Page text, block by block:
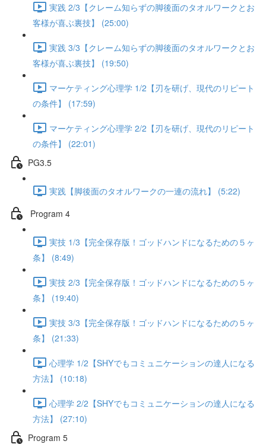
実践 2/3【クレーム知らずの脚後面のタオルワークとお
客様が喜ぶ裏技】 (25:00)
実践 3/3【クレーム知らずの脚後面のタオルワークとお
客様が喜ぶ裏技】 (19:50)
マーケティング心理学 1/2【刃を研げ、現代のリピート
の条件】 (17:59)
マーケティング心理学 2/2【刃を研げ、現代のリピート
の条件】 (22:01)
PG3.5
実践【脚後面のタオルワークの一連の流れ】 (5:22)
Program 4
実技 1/3【完全保存版！ゴッドハンドになるための５ヶ
条】 (8:49)
実技 2/3【完全保存版！ゴッドハンドになるための５ヶ
条】 (19:40)
実技 3/3【完全保存版！ゴッドハンドになるための５ヶ
条】 (21:33)
心理学 1/2【SHYでもコミュニケーションの達人になる
方法】 (10:18)
心理学 2/2【SHYでもコミュニケーションの達人になる
方法】 (27:10)
Program 5